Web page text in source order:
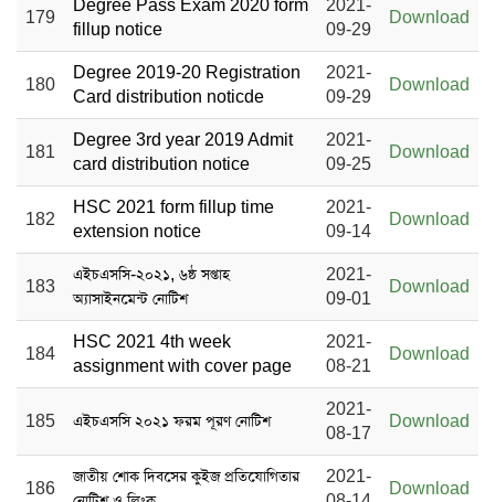
179
Degree Pass Exam 2020 form
fillup notice
2021-
09-29
Download
180
Degree 2019-20 Registration
Card distribution noticde
2021-
09-29
Download
181
Degree 3rd year 2019 Admit
card distribution notice
2021-
09-25
Download
182
HSC 2021 form fillup time
extension notice
2021-
09-14
Download
183
এইচএসসি-২০২১, ৬ষ্ঠ সপ্তাহ
অ্যাসাইনমেন্ট নোটিশ
2021-
09-01
Download
184
HSC 2021 4th week
assignment with cover page
2021-
08-21
Download
185 এইচএসসি ২০২১ ফরম পূরণ নোটিশ
2021-
08-17
Download
186
জাতীয় শোক দিবসের কুইজ প্রতিযোগিতার
2021-
Download